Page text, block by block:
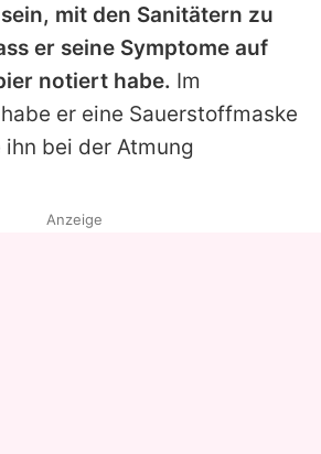
mit den Sanitätern zu
er seine Symptome auf
notiert habe. Im
er eine Sauerstoffmaske
bei der Atmung
Anzeige